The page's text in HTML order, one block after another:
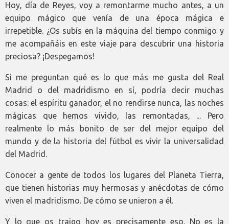
Hoy, día de Reyes, voy a remontarme mucho antes, a un
equipo mágico que venía de una época mágica e
irrepetible. ¿Os subís en la máquina del tiempo conmigo y
me acompañáis en este viaje para descubrir una historia
preciosa? ¡Despegamos!
Si me preguntan qué es lo que más me gusta del Real
Madrid o del madridismo en sí, podría decir muchas
cosas: el espíritu ganador, el no rendirse nunca, las noches
mágicas que hemos vivido, las remontadas, ... Pero
realmente lo más bonito de ser del mejor equipo del
mundo y de la historia del fútbol es vivir la universalidad
del Madrid.
Conocer a gente de todos los lugares del Planeta Tierra,
que tienen historias muy hermosas y anécdotas de cómo
viven el madridismo. De cómo se unieron a él.
Y lo que os traigo hoy es precisamente eso. No es la